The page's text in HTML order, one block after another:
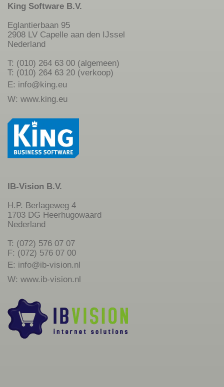
King Software B.V.
Eglantierbaan 95
2908 LV Capelle aan den IJssel
Nederland
T: (010) 264 63 00 (algemeen)
T: (010) 264 63 20 (verkoop)
E: info@king.eu
W: www.king.eu
IB-Vision B.V.
H.P. Berlageweg 4
1703 DG Heerhugowaard
Nederland
T: (072) 576 07 07
F: (072) 576 07 00
E: info@ib-vision.nl
W: www.ib-vision.nl